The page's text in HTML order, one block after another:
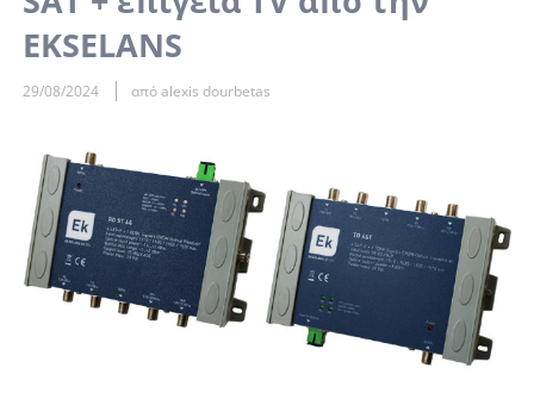
EKSELANS
29/08/2024 από alexis dourbetas